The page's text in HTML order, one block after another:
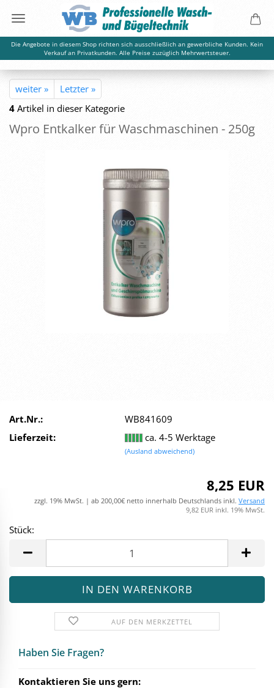
Die Angebote in diesem Shop richten sich ausschließlich an gewerbliche Kunden. Kein
Verkauf an Privatkunden. Alle Preise zuzüglich Mehrwertsteuer.
weiter »
Letzter »
4 Artikel in dieser Kategorie
Wpro Ent­kal­ker für Wasch­ma­schi­nen - 250g
Art.Nr.:
WB841609
Lieferzeit:
ca. 4-5 Werktage
(Ausland abweichend)
8,25 EUR
zzgl. 19% MwSt. | ab 200,00€ netto innerhalb Deutschlands inkl. Versand
9,82 EUR inkl. 19% MwSt.
Stück:
AUF DEN MERKZETTEL
Haben Sie Fra­gen?
Kontaktieren Sie uns gern: